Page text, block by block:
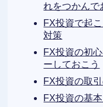
れをつかんで
FX投資で起
対策
FX投資の初
ーしておこう
FX投資の取
FX投資の基